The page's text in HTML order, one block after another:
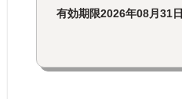
有効期限2026年08月31日